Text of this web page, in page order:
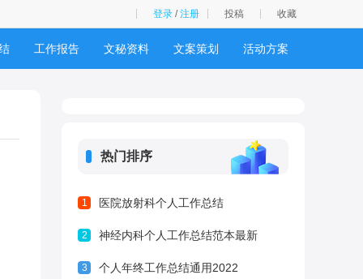
登录 /注册 投稿 收藏
工作报告 文秘资料 文案策划 活动方案
热门排序
1 医院放射科个人工作总结
2 神经内科个人工作总结范本最新
3 个人年终工作总结通用2022